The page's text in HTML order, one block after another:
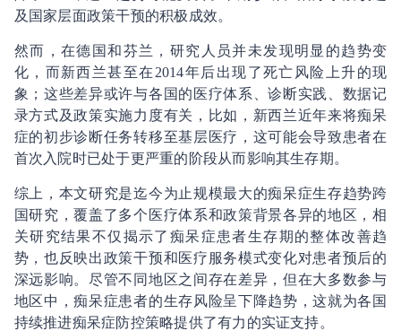
及国家层面政策干预的积极成效。
然而，在德国和芬兰，研究人员并未发现明显的趋势变
化，而新西兰甚至在2014年后出现了死亡风险上升的现
象；这些差异或许与各国的医疗体系、诊断实践、数据记
录方式及政策实施力度有关，比如，新西兰近年来将痴呆
症的初步诊断任务转移至基层医疗，这可能会导致患者在
首次入院时已处于更严重的阶段从而影响其生存期。
综上，本文研究是迄今为止规模最大的痴呆症生存趋势跨
国研究，覆盖了多个医疗体系和政策背景各异的地区，相
关研究结果不仅揭示了痴呆症患者生存期的整体改善趋
势，也反映出政策干预和医疗服务模式变化对患者预后的
深远影响。尽管不同地区之间存在差异，但在大多数参与
地区中，痴呆症患者的生存风险呈下降趋势，这就为各国
持续推进痴呆症防控策略提供了有力的实证支持。